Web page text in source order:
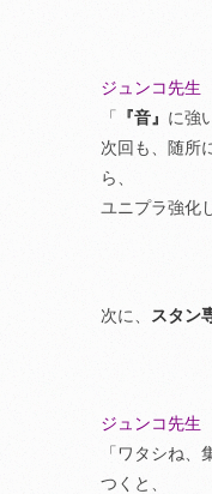
ジュンコ先生
「
『音』 に強
次回も、随所
ら、
ユニプラ強化
次に、 スタン
ジュンコ先生
「ワタシね
つくと、